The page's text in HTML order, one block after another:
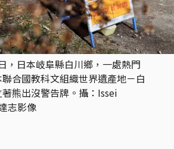
，日本岐阜縣白川鄉，一處熱門
合國教科文組織世界遺產地－白
熊出沒警告牌。攝：Issei
志影像